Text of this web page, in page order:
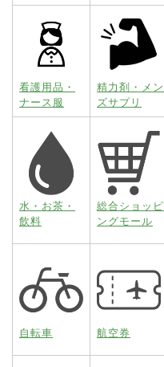
看護用品・
ナース服
精力剤・メン
ズサプリ
水・お茶・
飲料
総合ショッピ
ングモール
自転車 航空券